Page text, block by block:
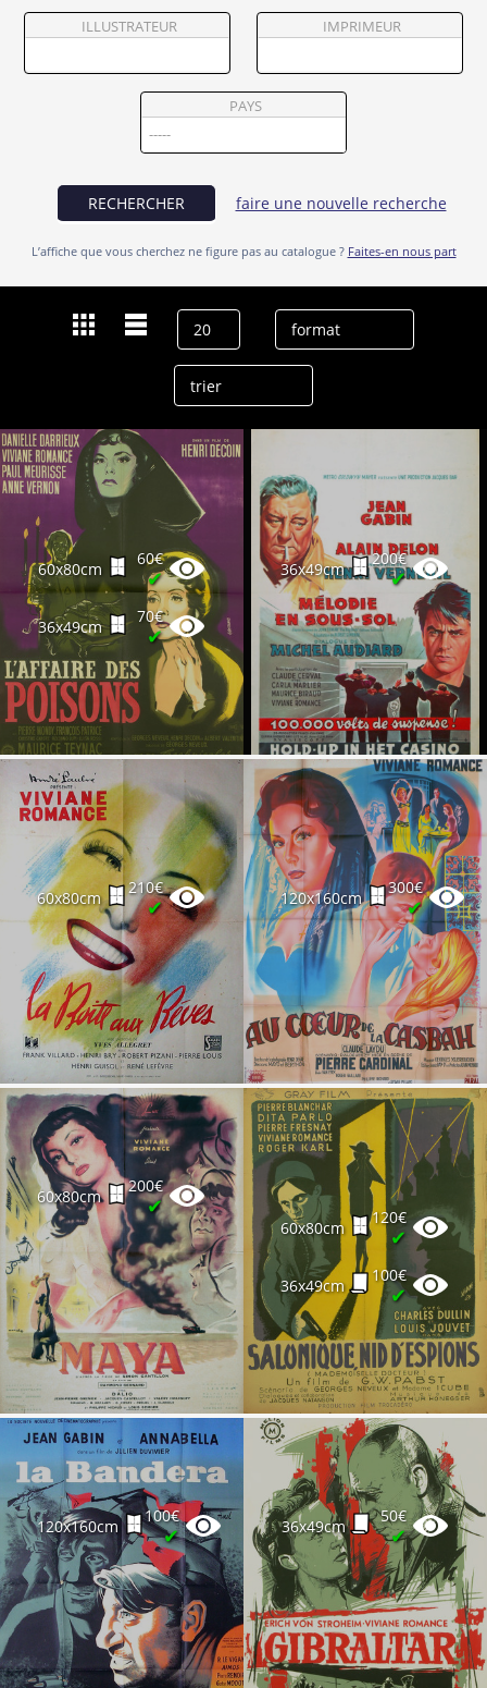
Vendre
ILLUSTRATEUR IMPRIMEUR
PAYS
RECHERCHER faire une nouvelle recherche
L’affiche que vous cherchez ne figure pas au catalogue ? Faites-en nous part
60x80cm
60€
✔
36x49cm
70€
✔
36x49cm
200€
✔
60x80cm
210€
✔ 120x160cm
300€
✔
60x80cm
200€
✔
60x80cm
120€
✔
36x49cm
100€
✔
120x160cm
100€
✔ 36x49cm
50€
✔